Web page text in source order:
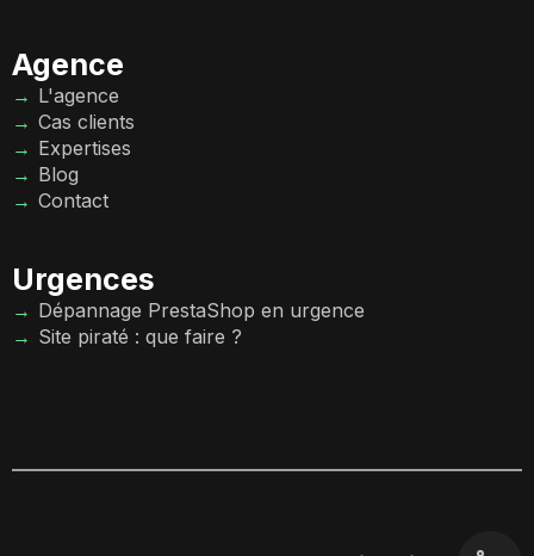
Agence
L'agence
Cas clients
Expertises
Blog
Contact
Urgences
Dépannage PrestaShop en urgence
Site piraté : que faire ?